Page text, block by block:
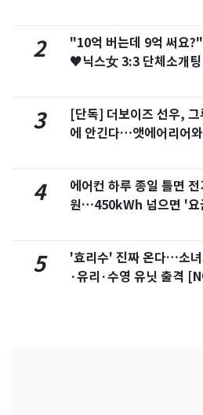
2
"10억 버는데 9억 써요
♥닉스女 3:3 단체소개팅
3
[단독] 더보이즈 선우, 그
에 안긴다…앳에어리어
4
에어컨 하루 종일 틀면
원…450kWh 넘으면 '요
5
'효리수' 진짜 온다…소녀
·유리·수영 유닛 출격